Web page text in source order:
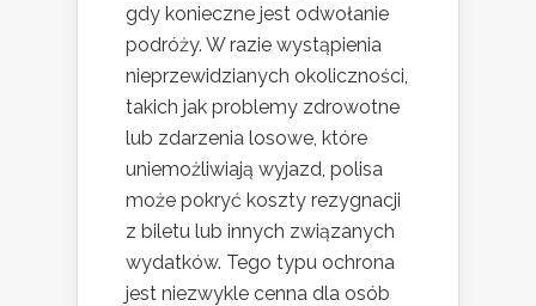
gdy konieczne jest odwołanie
podróży. W razie wystąpienia
nieprzewidzianych okoliczności,
takich jak problemy zdrowotne
lub zdarzenia losowe, które
uniemożliwiają wyjazd, polisa
może pokryć koszty rezygnacji
z biletu lub innych związanych
wydatków. Tego typu ochrona
jest niezwykle cenna dla osób